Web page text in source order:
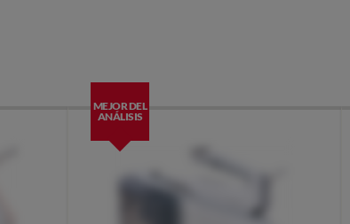
MEJOR DEL
ANÁLISIS